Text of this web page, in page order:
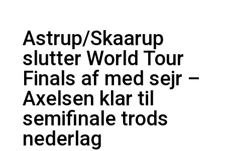
Astrup/Skaarup
slutter World Tour
Finals af med sejr –
Axelsen klar til
semifinale trods
nederlag